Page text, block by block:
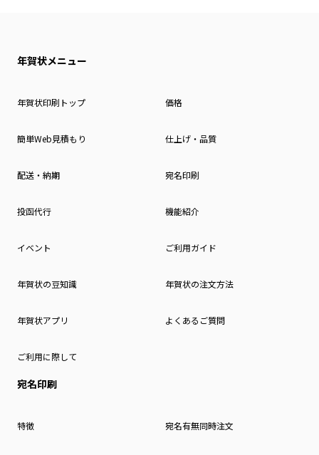
年賀状メニュー
年賀状印刷トップ 価格
簡単Web見積もり 仕上げ・品質
配送・納期 宛名印刷
投函代行 機能紹介
イベント ご利用ガイド
年賀状の豆知識 年賀状の注文方法
年賀状アプリ よくあるご質問
ご利用に際して
宛名印刷
特徴 宛名有無同時注文